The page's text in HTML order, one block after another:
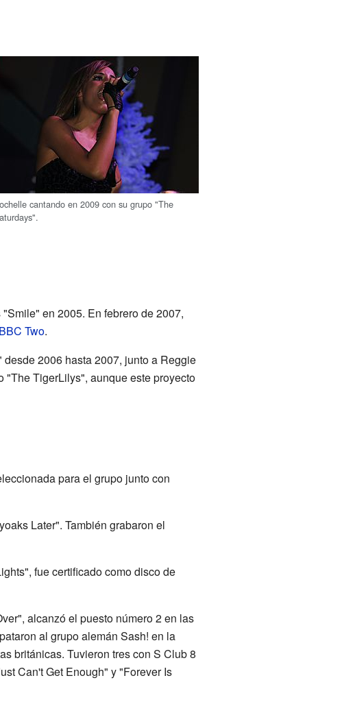
cantando en 2009 con su grupo "The
en 2005. En febrero de 2007,
BBC Two.
desde 2006 hasta 2007, junto a Reggie
"The TigerLilys", aunque este proyecto
para el grupo junto con
Later". También grabaron el
fue certificado como disco de
alcanzó el puesto número 2 en las
al grupo alemán Sash! en la
británicas. Tuvieron tres con S Club 8
Can't Get Enough" y "Forever Is